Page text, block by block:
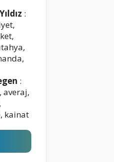
:
:
averaj,
kainat